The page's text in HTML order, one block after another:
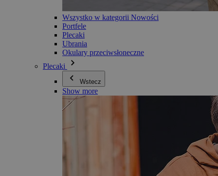
Wszystko w kategorii Nowości
Portfele
Plecaki
Ubrania
Okulary przeciwsłoneczne
Plecaki
Wstecz
Show more